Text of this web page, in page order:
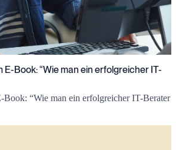
E-Book: “Wie man ein erfolgreicher IT-
Book: “Wie man ein erfolgreicher IT-Berater